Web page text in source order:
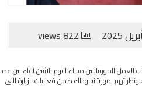
العمل الموريتانيين مساء اليوم الاثنين لقاء بين عدد
بموريتانيا وذلك ضمن فعاليات الزيارة التى